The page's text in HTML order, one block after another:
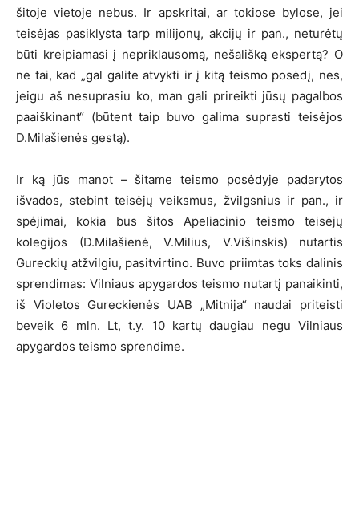
šitoje vietoje nebus. Ir apskritai, ar tokiose bylose, jei
teisėjas pasiklysta tarp milijonų, akcijų ir pan., neturėtų
būti kreipiamasi į nepriklausomą, nešališką ekspertą? O
ne tai, kad „gal galite atvykti ir į kitą teismo posėdį, nes,
jeigu aš nesuprasiu ko, man gali prireikti jūsų pagalbos
paaiškinant“ (būtent taip buvo galima suprasti teisėjos
D.Milašienės gestą).
Ir ką jūs manot – šitame teismo posėdyje padarytos
išvados, stebint teisėjų veiksmus, žvilgsnius ir pan., ir
spėjimai, kokia bus šitos Apeliacinio teismo teisėjų
kolegijos (D.Milašienė, V.Milius, V.Višinskis) nutartis
Gureckių atžvilgiu, pasitvirtino. Buvo priimtas toks dalinis
sprendimas: Vilniaus apygardos teismo nutartį panaikinti,
iš Violetos Gureckienės UAB „Mitnija“ naudai priteisti
beveik 6 mln. Lt, t.y. 10 kartų daugiau negu Vilniaus
apygardos teismo sprendime.